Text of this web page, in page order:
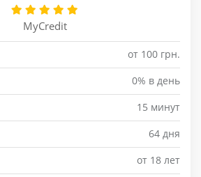
MyCredit
от 100 грн.
0% в день
15 минут
64 дня
от 18 лет